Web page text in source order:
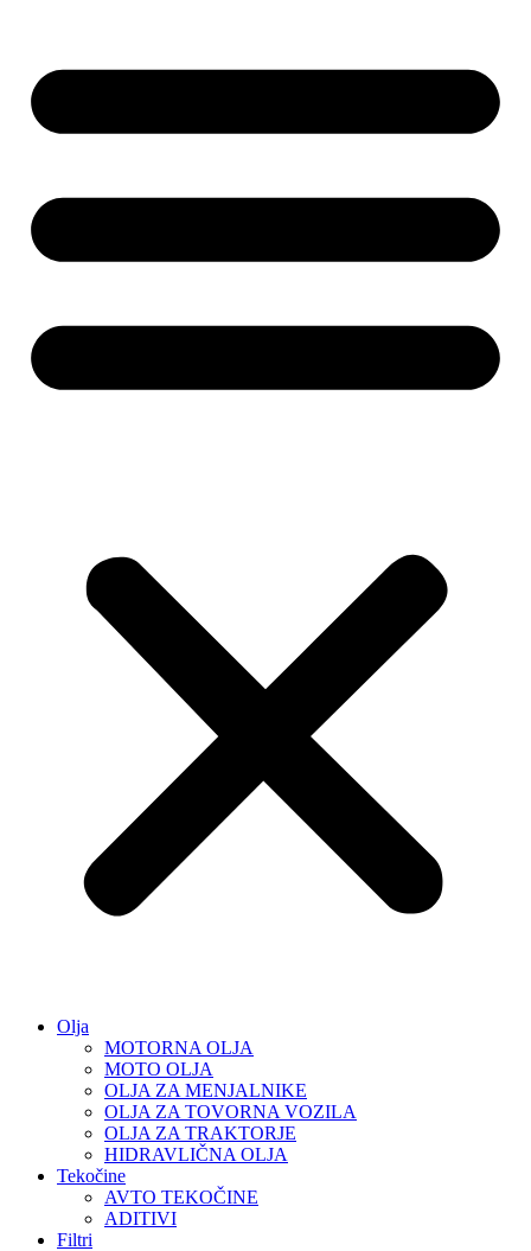
Olja
MOTORNA OLJA
MOTO OLJA
OLJA ZA MENJALNIKE
OLJA ZA TOVORNA VOZILA
OLJA ZA TRAKTORJE
HIDRAVLIČNA OLJA
Tekočine
AVTO TEKOČINE
ADITIVI
Filtri